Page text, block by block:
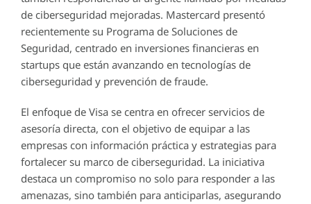
de ciberseguridad mejoradas. Mastercard presentó
recientemente su Programa de Soluciones de
Seguridad, centrado en inversiones financieras en
startups que están avanzando en tecnologías de
ciberseguridad y prevención de fraude.
El enfoque de Visa se centra en ofrecer servicios de
asesoría directa, con el objetivo de equipar a las
empresas con información práctica y estrategias para
fortalecer su marco de ciberseguridad. La iniciativa
destaca un compromiso no solo para responder a las
amenazas, sino también para anticiparlas, asegurando